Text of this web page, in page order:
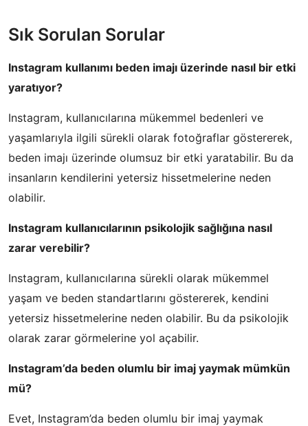
Sık Sorulan Sorular
Instagram kullanımı beden imajı üzerinde nasıl bir etki
yaratıyor?
Instagram, kullanıcılarına mükemmel bedenleri ve
yaşamlarıyla ilgili sürekli olarak fotoğraflar göstererek,
beden imajı üzerinde olumsuz bir etki yaratabilir. Bu da
insanların kendilerini yetersiz hissetmelerine neden
olabilir.
Instagram kullanıcılarının psikolojik sağlığına nasıl
zarar verebilir?
Instagram, kullanıcılarına sürekli olarak mükemmel
yaşam ve beden standartlarını göstererek, kendini
yetersiz hissetmelerine neden olabilir. Bu da psikolojik
olarak zarar görmelerine yol açabilir.
Instagram’da beden olumlu bir imaj yaymak mümkün
mü?
Evet, Instagram’da beden olumlu bir imaj yaymak